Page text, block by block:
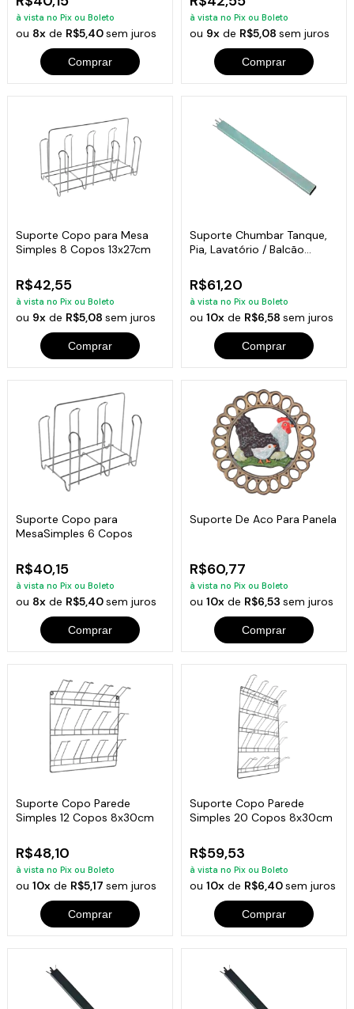
à vista no Pix ou Boleto
ou 8x de R$5,40sem juros
Comprar
à vista no Pix ou Boleto
ou 9xde R$5,08 sem juros
Comprar
Suporte Copo para Mesa
Simples 8 Copos 13x27cm
R$42,55
à vista no Pix ou Boleto
ou 9x de R$5,08sem juros
Comprar
Suporte Chumbar Tanque,
Pia, Lavatório / Balcão
R$61,20
à vista no Pix ou Boleto
ou 10xde R$6,58 sem juros
Comprar
Suporte Copo para
MesaSimples 6 Copos
R$40,15
à vista no Pix ou Boleto
ou 8x de R$5,40sem juros
Comprar
Suporte De Aco Para Panela
R$60,77
à vista no Pix ou Boleto
ou 10xde R$6,53 sem juros
Comprar
Suporte Copo Parede
Simples 12 Copos 8x30cm
R$48,10
à vista no Pix ou Boleto
ou10x de R$5,17sem juros
Comprar
Suporte Copo Parede
Simples 20 Copos 8x30cm
R$59,53
à vista no Pix ou Boleto
ou 10xde R$6,40sem juros
Comprar